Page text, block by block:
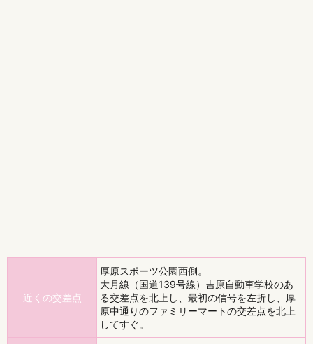
近くの交差点
厚原スポーツ公園西側。
大月線（国道139号線）吉原自動車学校のあ
る交差点を北上し、最初の信号を左折し、厚
原中通りのファミリーマートの交差点を北上
してすぐ。